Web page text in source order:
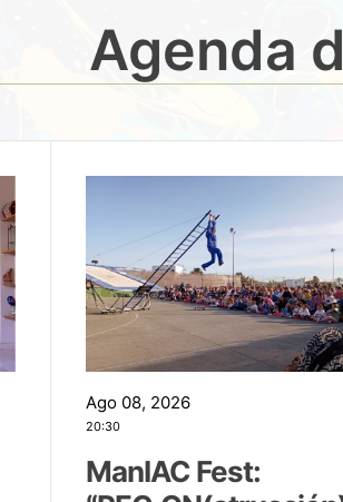
Agenda
Ago 08, 2026
20:30
ManIAC Fest: